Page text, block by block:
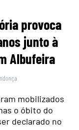
provoca
junto à
Albufeira
mobilizados
o óbito do
declarado no